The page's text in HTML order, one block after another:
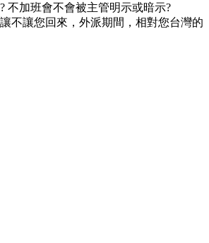
不加班會不會被主管明示或暗示?
不讓您回來，外派期間，相對您台灣的